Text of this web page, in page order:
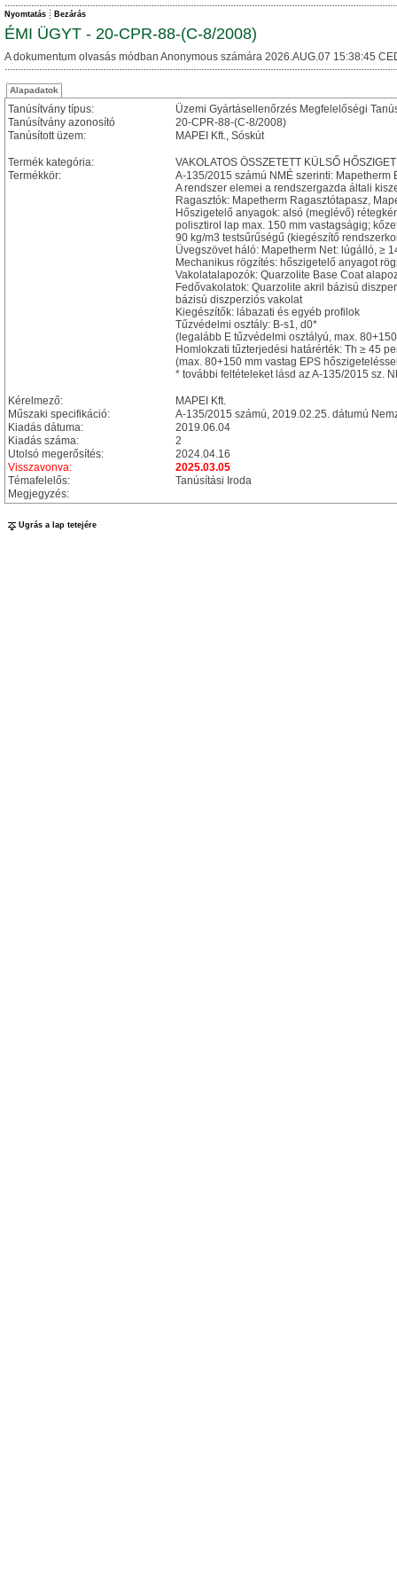
Nyomtatás Bezárás
ÉMI ÜGYT - 20-CPR-88-(C-8/2008)
A dokumentum olvasás módban Anonymous számára 2026.AUG.07 15:38:45
Alapadatok
Tanúsítvány típus:
Üzemi Gyártásellenőrzés Megfelelőségi
Tanúsítvány azonosító
20-CPR-88-(C-8/2008)
Tanúsított üzem:
MAPEI Kft., Sóskút
Termék kategória:
VAKOLATOS ÖSSZETETT KÜLSŐ
Termékkör:
A-135/2015 számú NMÉ szerinti:
A rendszer elemei a rendszergazda általi
Ragasztók: Mapetherm Ragasztótapasz,
Hőszigetelő anyagok: alsó (meglévő)
polisztirol lap max. 150 mm vastagságig;
90 kg/m3 testsűrűségű (kiegészítő
Üvegszövet háló: Mapetherm Net: lúgálló, ≥
Mechanikus rögzítés: hőszigetelő anyagot
Vakolatalapozók: Quarzolite Base Coat
Fedővakolatok: Quarzolite akril bázisú
bázisú diszperziós vakolat
Kiegészítők: lábazati és egyéb profilok
Tűzvédelmi osztály: B-s1, d0*
(legalább E tűzvédelmi osztályú, max.
Homlokzati tűzterjedési határérték: Th ≥ 45
(max. 80+150 mm vastag EPS
* további feltételeket lásd az A-135/2015 sz.
Kérelmező:
MAPEI Kft.
Műszaki specifikáció:
A-135/2015 számú, 2019.02.25. dátumú
Kiadás dátuma:
2019.06.04
Kiadás száma:
2
Utolsó megerősítés:
2024.04.16
Visszavonva:
2025.03.05
Témafelelős:
Tanúsítási Iroda
Megjegyzés:
Ugrás a lap tetejére